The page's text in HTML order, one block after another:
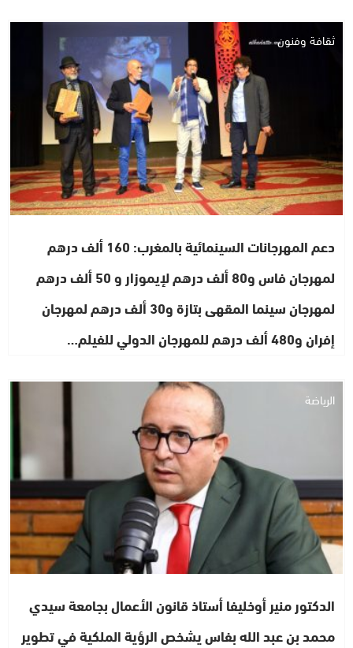
ثقافة وفنون
دعم المهرجانات السينمائية بالمغرب: 160 ألف درهم
لمهرجان فاس و80 ألف درهم لإيموزار و 50 ألف درهم
لمهرجان سينما المقهى بتازة و30 ألف درهم لمهرجان
إفران و480 ألف درهم للمهرجان الدولي للفيلم…
الرياضة
الدكتور منير أوخليفا أستاذ قانون الأعمال بجامعة سيدي
محمد بن عبد الله بفاس يشخص الرؤية الملكية في تطوير